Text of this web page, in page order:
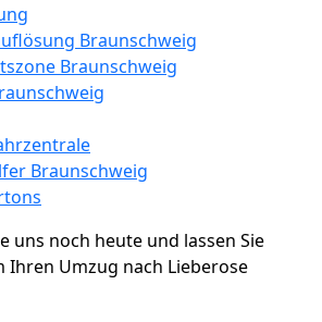
Braunschweig
Braunschweig
Braunschweig
uns noch heute und lassen Sie
Ihren Umzug nach Lieberose